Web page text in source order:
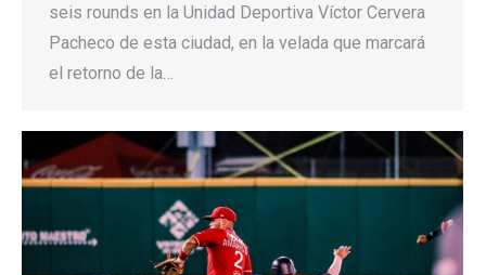
seis rounds en la Unidad Deportiva Víctor Cervera
Pacheco de esta ciudad, en la velada que marcará
el retorno de la…